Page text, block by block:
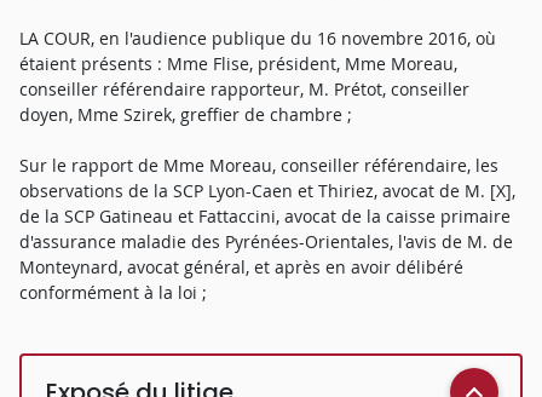
LA COUR, en l'audience publique du 16 novembre 2016, où
étaient présents : Mme Flise, président, Mme Moreau,
conseiller référendaire rapporteur, M. Prétot, conseiller
doyen, Mme Szirek, greffier de chambre ;
Sur le rapport de Mme Moreau, conseiller référendaire, les
observations de la SCP Lyon-Caen et Thiriez, avocat de M. [X],
de la SCP Gatineau et Fattaccini, avocat de la caisse primaire
d'assurance maladie des Pyrénées-Orientales, l'avis de M. de
Monteynard, avocat général, et après en avoir délibéré
conformément à la loi ;